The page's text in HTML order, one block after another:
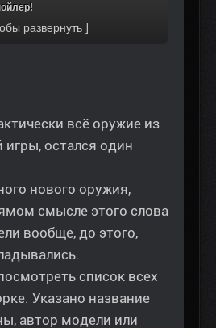
всё оружие из
игры, остался один
нового оружия,
смысле этого слова
вообще, до этого,
список всех
Указано название
автор модели или